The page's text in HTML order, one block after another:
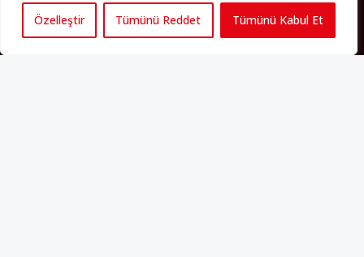
Özelleştir Tümünü Reddet Tümünü Kabul Et